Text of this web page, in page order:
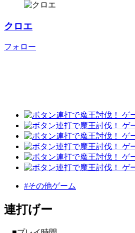
クロエ
フォロー
#その他ゲーム
連打げー